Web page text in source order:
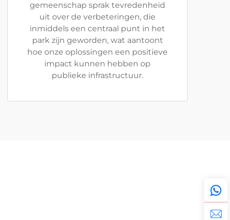
gemeenschap sprak tevredenheid
uit over de verbeteringen, die
inmiddels een centraal punt in het
park zijn geworden, wat aantoont
hoe onze oplossingen een positieve
impact kunnen hebben op
publieke infrastructuur.